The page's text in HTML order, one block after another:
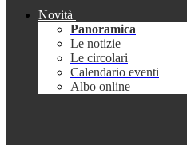
Novità
Panoramica
Le notizie
Le circolari
Calendario eventi
Albo online